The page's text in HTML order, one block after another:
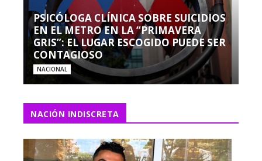
PSICÓLOGA CLÍNICA SOBRE SUICIDIOS
EN EL METRO EN LA “PRIMAVERA
GRIS”: EL LUGAR ESCOGIDO PUEDE SER
CONTAGIOSO
NACIONAL
NACIÓN INDISCRETA